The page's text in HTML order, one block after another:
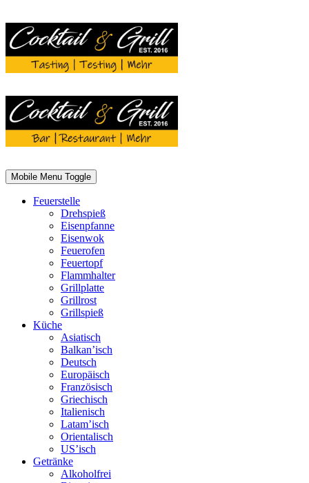
Mobile Menu Toggle
Feuerstelle
Drehspieß
Eisenpfanne
Eisenwok
Feuerofen
Feuertopf
Flammhalter
Grillplatte
Grillrost
Grillspieß
Küche
Asiatisch
Balkan’isch
Deutsch
Europäisch
Französisch
Griechisch
Italienisch
Latam’isch
Orientalisch
US’isch
Getränke
Alkoholfrei